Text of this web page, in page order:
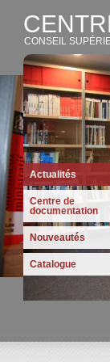
CONSEIL
Actualités
Centre de
documentation
Nouveautés
Catalogue